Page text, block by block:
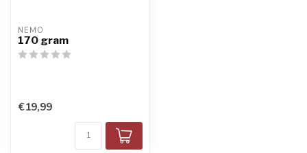
NEMO
170 gram
€19,99